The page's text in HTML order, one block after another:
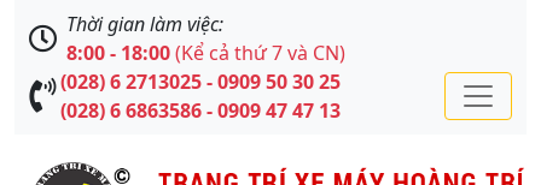
Thời gian làm việc:
8:00 - 18:00(Kể cả thứ 7 và CN)
(028) 6 2713025 - 0909 50 30 25
(028) 6 6863586 - 0909 47 47 13